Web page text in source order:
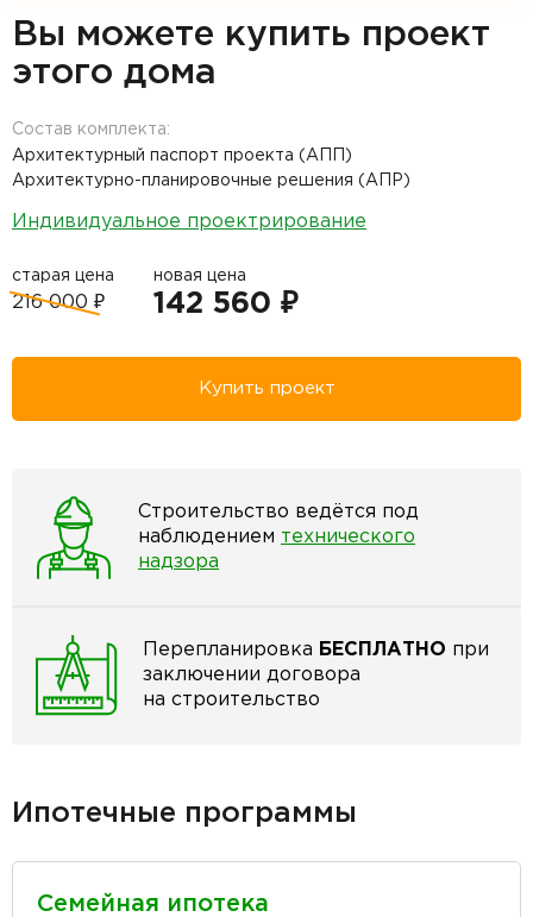
Вы можете купить проект
этого дома
Состав комплекта:
Архитектурный паспорт проекта (АПП)
Архитектурно-планировочные решения (АПР)
Индивидуальное проектрирование
старая цена
216 000 ₽
новая цена
142 560 ₽
Купить проект
Строительство ведётся под
наблюдением технического
надзора
Перепланировка БЕСПЛАТНО при
заключении договора
на строительство
Ипотечные программы
Семейная ипотека